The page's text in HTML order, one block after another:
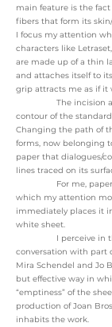
main feature is the
fibers that form its
I focus my attention
characters like
are made up of a thin
and attaches itself to
grip attracts me as if it
The incision
contour of the standard
Changing the path of
forms, now belonging
paper that dialogues/
lines traced on its
For me, paper is
which my attention
immediately places it
white sheet.
I perceive in
conversation with part
Mira Schendel and Jo
but effective way in
“emptiness” of the
production of Joan
inhabits the work.